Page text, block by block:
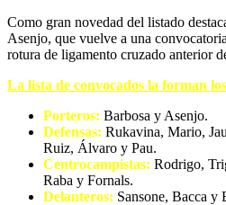
Como gran novedad del listado
Asenjo, que vuelve a una
rotura de ligamento cruzado anterior
La lista de convocados la forman
Porteros: Barbosa y Asenjo.
Defensas: Rukavina, Mario,
Ruiz, Álvaro y Pau.
Centrocampistas: Rodrigo,
Raba y Fornals.
Delanteros: Sansone, Bacca y